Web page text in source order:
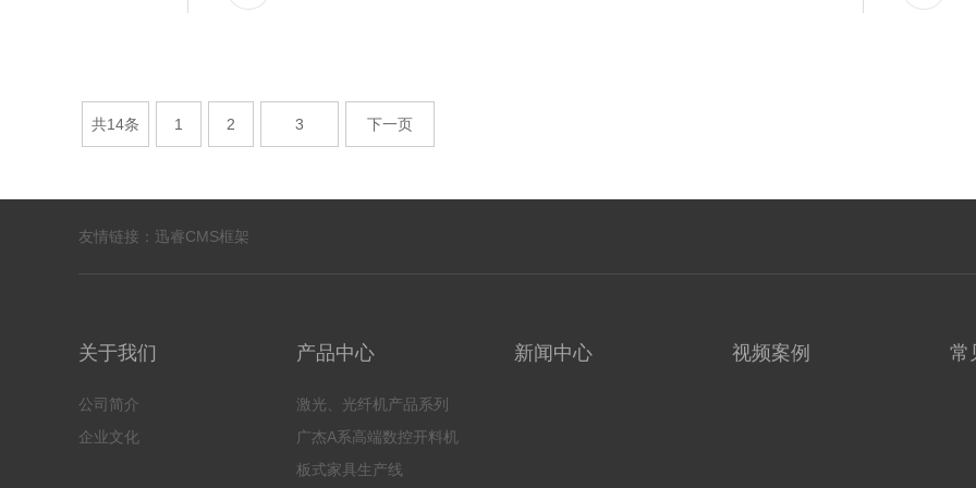
共14条 1 2 3 下一页
友情链接： 迅睿CMS框架
关于我们
公司简介
企业文化
产品中心
激光、光纤机产品系列
广杰A系高端数控开料机
板式家具生产线
新闻中心 视频案例 常